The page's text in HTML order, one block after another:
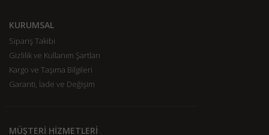
KURUMSAL
Sipariş Takibi
Gizlilik ve Kullanım Şartları
Kargo ve Taşıma Bilgileri
Garanti, İade ve Değişim
MÜŞTERİ HİZMETLERİ